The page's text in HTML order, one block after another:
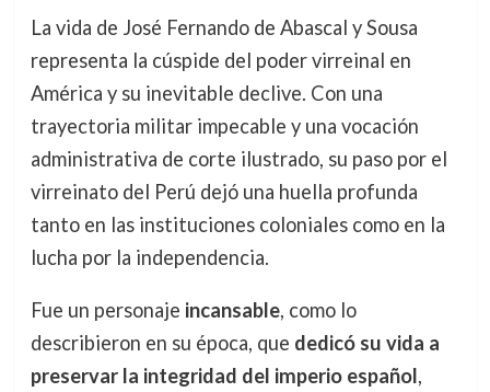
La vida de José Fernando de Abascal y Sousa
representa la cúspide del poder virreinal en
América y su inevitable declive. Con una
trayectoria militar impecable y una vocación
administrativa de corte ilustrado, su paso por el
virreinato del Perú dejó una huella profunda
tanto en las instituciones coloniales como en la
lucha por la independencia.
Fue un personaje incansable, como lo
describieron en su época, que dedicó su vida a
preservar la integridad del imperio español,